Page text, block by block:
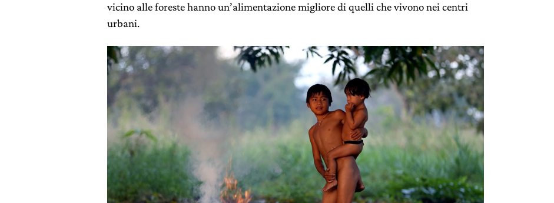
vicino alle foreste hanno un’alimentazione migliore di quelli che vivono nei centri
urbani.